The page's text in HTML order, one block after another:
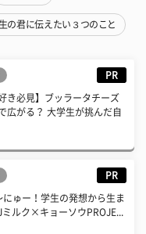
の君に伝えたい３つのこと
PR
き必見】ブッラータチーズ
広がる？ 大学生が挑んだ自
PR
にゅー！学生の発想から生ま
ルク×キョーソウPROJE...